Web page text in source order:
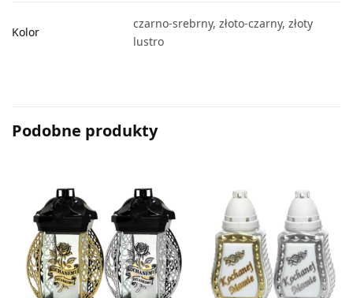
Kolor
czarno-srebrny, złoto-czarny, złoty
lustro
Podobne produkty